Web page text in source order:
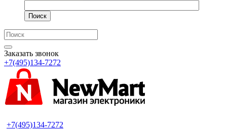
Поиск
Заказать звонок
+7(495)134-7272
+7(495)134-7272